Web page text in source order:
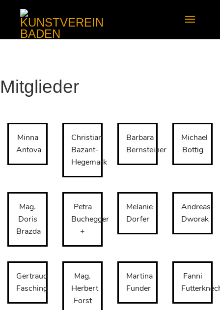
Mitglieder
Minna
Antova
Christian
Bazant-
Hegemark
Barbara
Bernsteiner
Michael
Bottig
Mag.
Doris
Brazda
Petra
Buchegger
+
Melanie
Dorfer
Andreas
Dworak
Gertraud
Fasching
Mag.
Herbert
Först
Martina
Funder
Fanni